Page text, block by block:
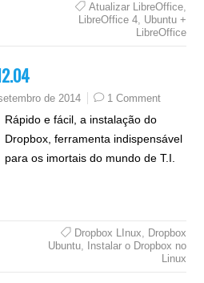
Atualizar LibreOffice,
LibreOffice 4, Ubuntu +
LibreOffice
de 2014 1 Comment
Rápido e fácil, a instalação do
Dropbox, ferramenta indispensável
para os imortais do mundo de T.I.
Dropbox LInux
Dropbox
Ubuntu, Instalar o Dropbox no
Linux